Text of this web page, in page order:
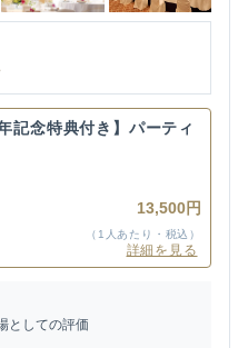
記念特典付き】パーティ
13,500円
（1人あたり・税込）
詳細を見る
としての評価